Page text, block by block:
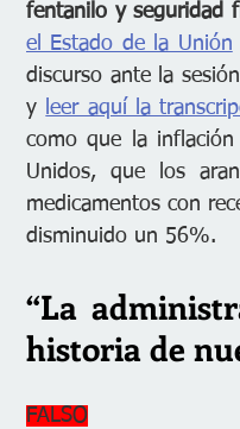
fentanilo y seguridad
el Estado de la Unión
discurso ante la
y
leer aquí la
como que la
Unidos, que los
medicamentos con
disminuido un 56%.
“La
historia de
FALSO